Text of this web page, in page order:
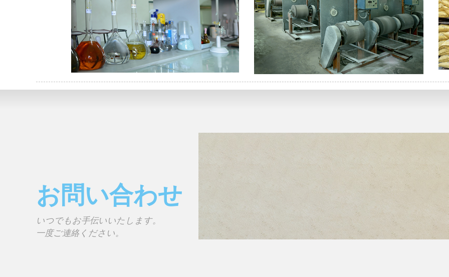
お問い合わせ
いつでもお手伝いいたします。
一度ご連絡ください。